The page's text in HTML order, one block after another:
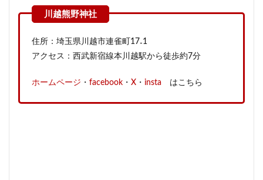
住所：埼玉県川越市連雀町17₋1
アクセス：西武新宿線本川越駅から徒歩約7分
ホームページ ・ facebook ・ X ・ insta はこちら